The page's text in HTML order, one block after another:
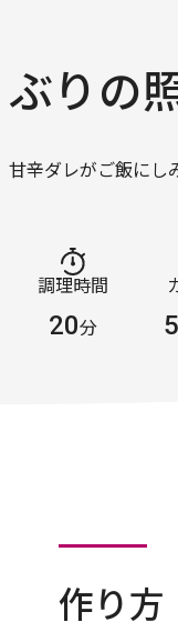
ぶりの
甘辛ダレがご飯にし
調理時間
20分
作り方